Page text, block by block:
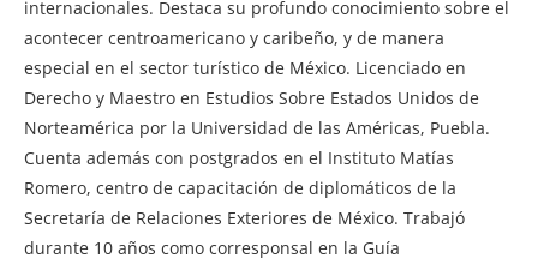
internacionales. Destaca su profundo conocimiento sobre el
acontecer centroamericano y caribeño, y de manera
especial en el sector turístico de México. Licenciado en
Derecho y Maestro en Estudios Sobre Estados Unidos de
Norteamérica por la Universidad de las Américas, Puebla.
Cuenta además con postgrados en el Instituto Matías
Romero, centro de capacitación de diplomáticos de la
Secretaría de Relaciones Exteriores de México. Trabajó
durante 10 años como corresponsal en la Guía